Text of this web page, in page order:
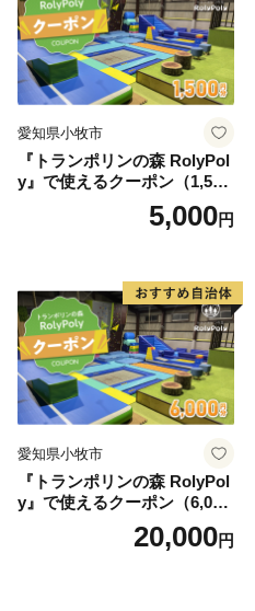
愛知県小牧市
『トランポリンの森 RolyPol
y』で使えるクーポン（1,500
5,000円
愛知県小牧市
『トランポリンの森 RolyPol
y』で使えるクーポン（6,000
20,000円